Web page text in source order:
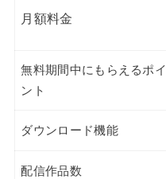
月額料金
無料期間中にもらえるポイ
ント
ダウンロード機能
配信作品数